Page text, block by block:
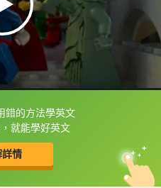
錯的方法學英文
就能學好英文
詳情
以直接查字典喔！
中
英